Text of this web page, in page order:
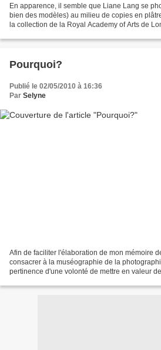
En apparence, il semble que Liane Lang se
bien des modèles) au milieu de copies en
la collection de la Royal Academy of Arts de
Pourquoi?
Publié le 02/05/2010 à 16:36
Par Selyne
Afin de faciliter l'élaboration de mon mémoire
consacrer à la muséographie de la
pertinence d'une volonté de mettre en valeur